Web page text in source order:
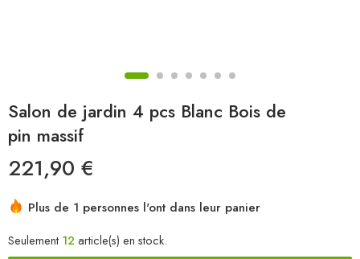
Salon de jardin 4 pcs Blanc Bois de
pin massif
221,90 €
Plus de 1 personnes l'ont dans leur panier
Seulement 12 article(s) en stock.